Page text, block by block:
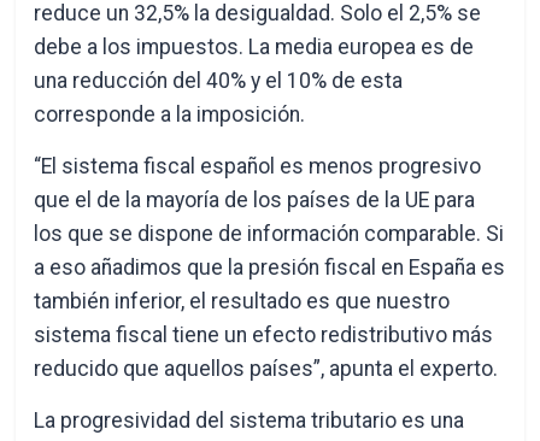
reduce un 32,5% la desigualdad. Solo el 2,5% se
debe a los impuestos. La media europea es de
una reducción del 40% y el 10% de esta
corresponde a la imposición.
“El sistema fiscal español es menos progresivo
que el de la mayoría de los países de la UE para
los que se dispone de información comparable. Si
a eso añadimos que la presión fiscal en España es
también inferior, el resultado es que nuestro
sistema fiscal tiene un efecto redistributivo más
reducido que aquellos países”, apunta el experto.
La progresividad del sistema tributario es una